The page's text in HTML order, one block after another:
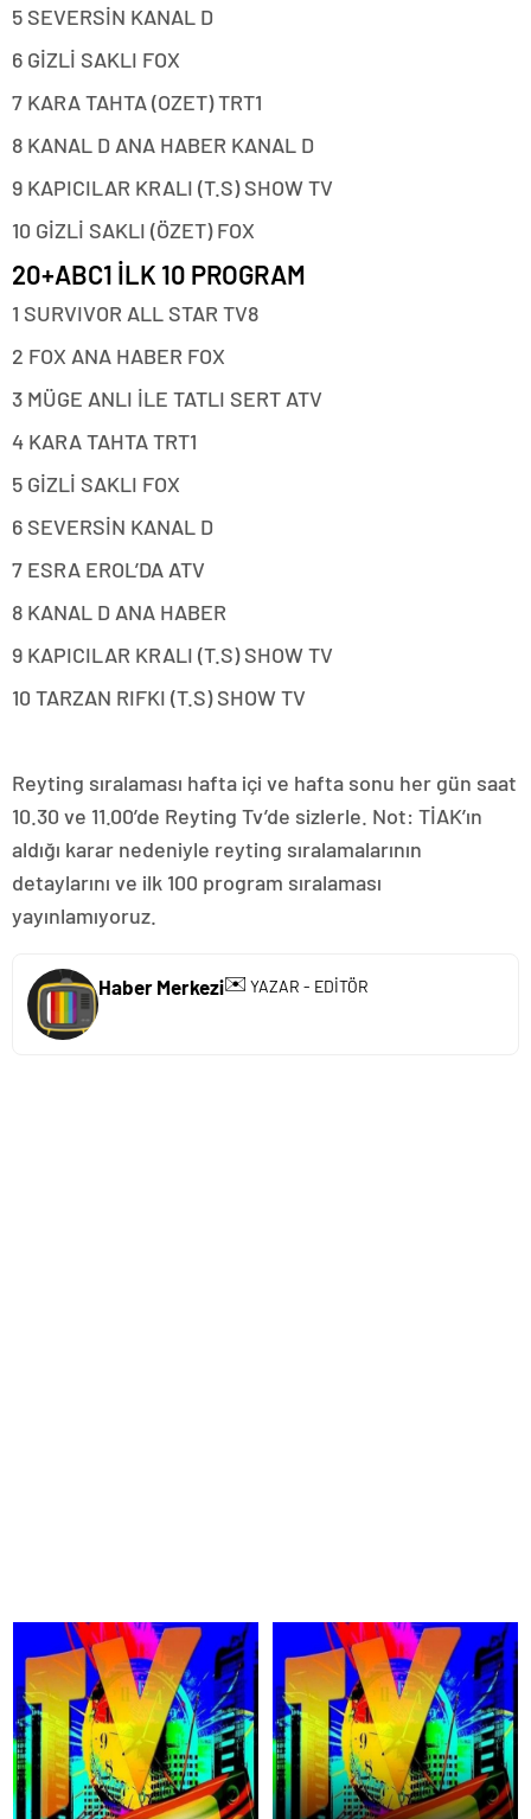
5 SEVERSİN KANAL D
6 GİZLİ SAKLI FOX
7 KARA TAHTA (OZET) TRT1
8 KANAL D ANA HABER KANAL D
9 KAPICILAR KRALI (T.S) SHOW TV
10 GİZLİ SAKLI (ÖZET) FOX
20+ABC1 İLK 10 PROGRAM
1 SURVIVOR ALL STAR TV8
2 FOX ANA HABER FOX
3 MÜGE ANLI İLE TATLI SERT ATV
4 KARA TAHTA TRT1
5 GİZLİ SAKLI FOX
6 SEVERSİN KANAL D
7 ESRA EROL’DA ATV
8 KANAL D ANA HABER
9 KAPICILAR KRALI (T.S) SHOW TV
10 TARZAN RIFKI (T.S) SHOW TV
Reyting sıralaması hafta içi ve hafta sonu her gün saat
10.30 ve 11.00’de Reyting Tv’de sizlerle. Not: TİAK’ın
aldığı karar nedeniyle reyting sıralamalarının
detaylarını ve ilk 100 program sıralaması
yayınlamıyoruz.
Haber Merkezi✉️ YAZAR - EDİTÖR